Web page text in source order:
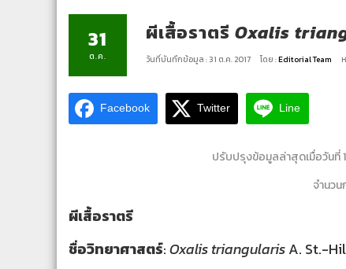
31
ต.ค.
ผีเสื้อราตรีOxalis
วันที่บันทึกข้อมูล : 31 ต.ค. 2017 โดย :Editorial Team
Facebook Twitter Line
ปรับปรุงข้อมูลล่าสุดเมื่อวันที่
จำนวน
ผีเสื้อราตรี
ชื่อวิทยาศาสตร์:Oxalis triangularisA. St.-